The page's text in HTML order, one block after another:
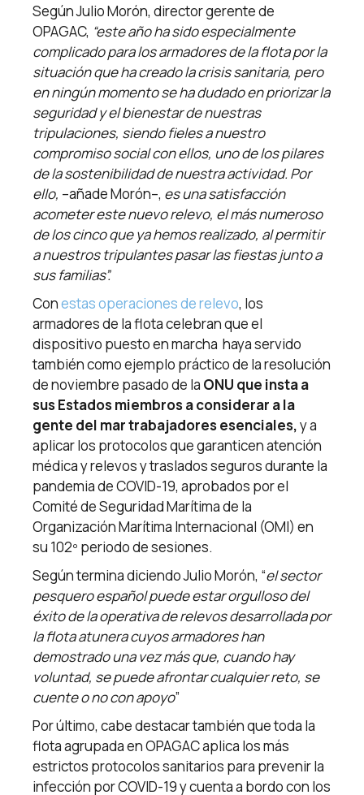
Según Julio Morón, director gerente de
OPAGAC, “este año ha sido especialmente
complicado para los armadores de la flota por la
situación que ha creado la crisis sanitaria, pero
en ningún momento se ha dudado en priorizar la
seguridad y el bienestar de nuestras
tripulaciones, siendo fieles a nuestro
compromiso social con ellos, uno de los pilares
de la sostenibilidad de nuestra actividad. Por
ello, –añade Morón–, es una satisfacción
acometer este nuevo relevo, el más numeroso
de los cinco que ya hemos realizado, al permitir
a nuestros tripulantes pasar las fiestas junto a
sus familias”.
Conestas operaciones de relevo, los
armadores de la flota celebran que el
dispositivo puesto en marcha haya servido
también como ejemplo práctico de la resolución
de noviembre pasado de la ONU que insta a
sus Estados miembros a considerar a la
gente del mar trabajadores esenciales,y a
aplicar los protocolos que garanticen atención
médica y relevos y traslados seguros durante la
pandemia de COVID-19, aprobados por el
Comité de Seguridad Marítima de la
Organización Marítima Internacional (OMI) en
su 102º periodo de sesiones.
Según termina diciendo Julio Morón, “el sector
pesquero español puede estar orgulloso del
éxito de la operativa de relevos desarrollada por
la flota atunera cuyos armadores han
demostrado una vez más que, cuando hay
voluntad, se puede afrontar cualquier reto, se
cuente o no con apoyo”
Por último, cabe destacar también que toda la
flota agrupada en OPAGAC aplica los más
estrictos protocolos sanitarios para prevenir la
infección por COVID-19 y cuenta a bordo con los